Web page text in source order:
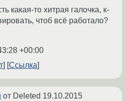
какая-то хитрая галочка, к-
чтоб всё работало?
+00:00
Ссылка
от Deleted 19.10.2015